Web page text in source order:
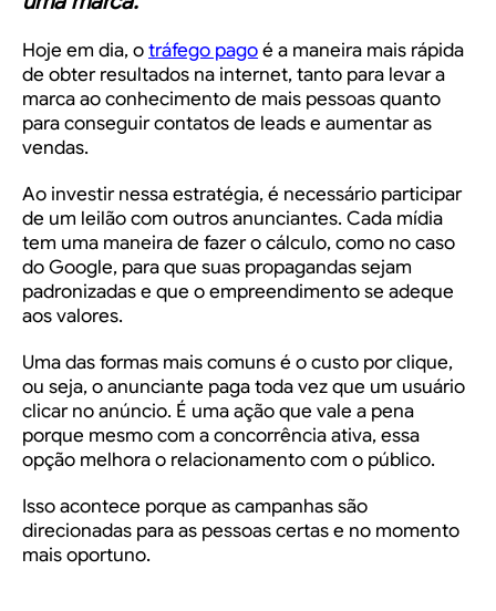
Hoje em dia, otráfego pagoé a maneira mais rápida
de obter resultados na internet, tanto para levar a
marca ao conhecimento de mais pessoas quanto
para conseguir contatos de leads e aumentar as
vendas.
Ao investir nessa estratégia, é necessário participar
de um leilão com outros anunciantes. Cada mídia
tem uma maneira de fazer o cálculo, como no caso
do Google, para que suas propagandas sejam
padronizadas e que o empreendimento se adeque
aos valores.
Uma das formas mais comuns é o custo por clique,
ou seja, o anunciante paga toda vez que um usuário
clicar no anúncio. É uma ação que vale a pena
porque mesmo com a concorrência ativa, essa
opção melhora o relacionamento com o público.
Isso acontece porque as campanhas são
direcionadas para as pessoas certas e no momento
mais oportuno.